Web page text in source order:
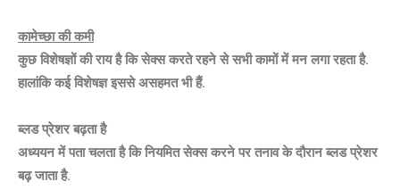
कामेच्छा की कमी
कुछ विशेषज्ञों की राय है कि सेक्स करते रहने से सभी कामों में मन लगा रहता है.
हालांकि कई विशेषज्ञ इससे असहमत भी हैं.
ब्लड प्रेशर बढ़ता है
अध्ययन में पता चलता है कि नियमित सेक्स करने पर तनाव के दौरान ब्लड प्रेशर
बढ़ जाता है.